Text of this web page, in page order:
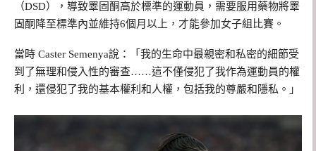
（DSD），導致睪固酮高於標準的運動員，需要服用藥物將睪
固酮降至標準內並維持6個月以上，才能參加女子組比賽。
當時 Caster Semenya說：「我的生命中最親密和私密的細節受
到了無理和侵入性的審查……這不僅侵犯了我作為運動員的權
利，還侵犯了我的基本權利和人權，包括我的尊嚴和隱私。」